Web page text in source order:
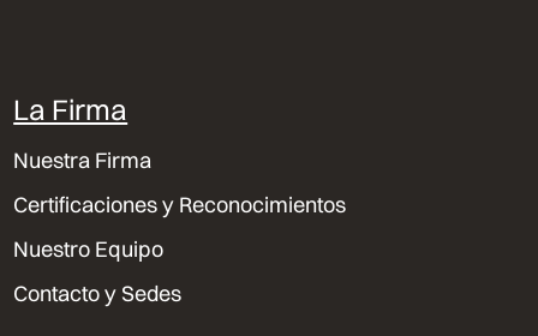
La Firma
Nuestra Firma
Certificaciones y Reconocimientos
Nuestro Equipo
Contacto y Sedes